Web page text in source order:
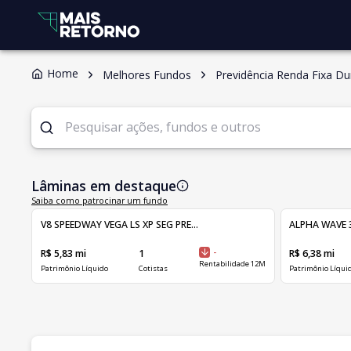
Home Melhores Fundos Previdência Renda Fixa
Lâminas em destaque
Saiba como patrocinar um fundo
V8 SPEEDWAY VEGA LS XP SEG PRE...
R$ 5,83 mi
Patrimônio Líquido
1
Cotistas
-
Rentabilidade 12M
ALPHA
R$ 6,38 mi
Patrimônio